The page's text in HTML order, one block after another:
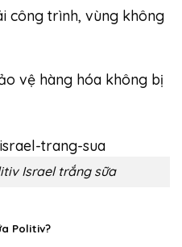
công trình, vùng không
vệ hàng hóa không bị
Israel trắng sữa
Politiv?